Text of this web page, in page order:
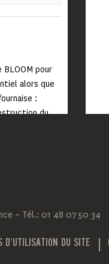
pour
alors que
:
du
vous sur
bio) pour
deux choses
tout ... Voir plus
– Tél.: 01 48 07 50 34
D’UTILISATION DU SITE